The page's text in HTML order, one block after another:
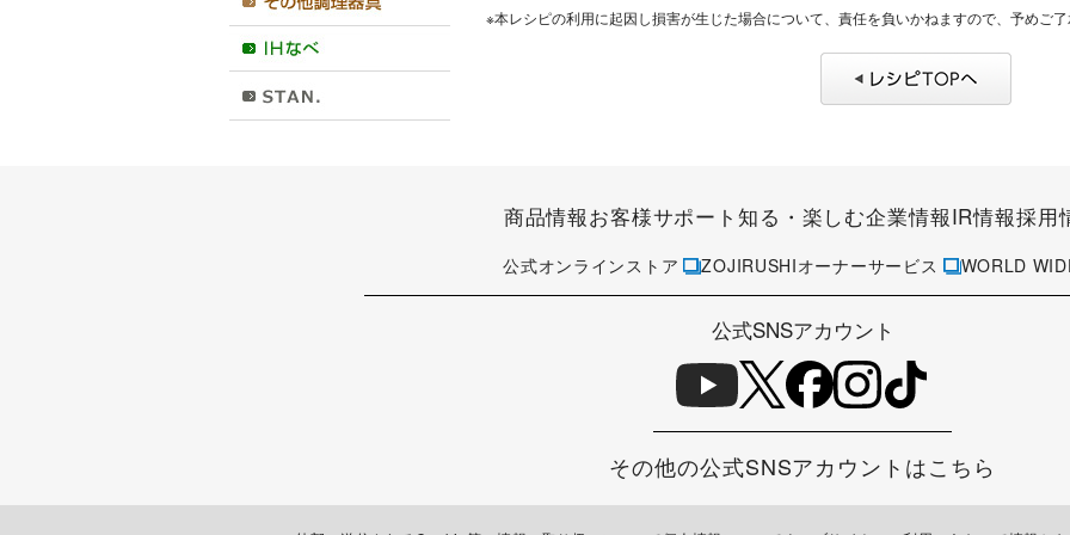
※本レシピの利用に起因し損害が生じた場合について、責任を負いかねますので、予めご了
商品情報お客様サポート知る・楽しむ企業情報IR情報採用
公式オンラインストア ZOJIRUSHIオーナーサービス WORLD
公式SNSアカウント
その他の公式SNSアカウントはこちら